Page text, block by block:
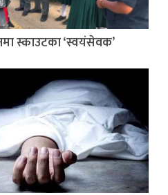
स्काउटका ‘स्वयंसेवक’